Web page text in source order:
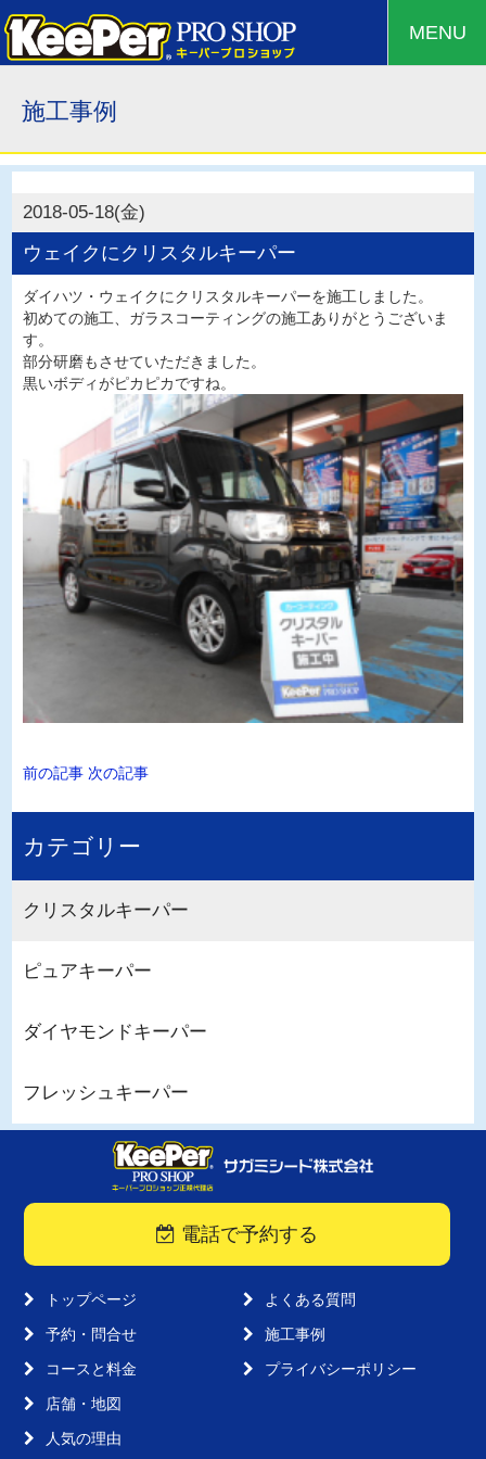
MENU
施工事例
2018-05-18(金)
ウェイクにクリスタルキーパー
ダイハツ・ウェイクにクリスタルキーパーを施工しました。
初めての施工、ガラスコーティングの施工ありがとうございま
す。
部分研磨もさせていただきました。
黒いボディがピカピカですね。
前の記事 次の記事
カテゴリー
クリスタルキーパー
ピュアキーパー
ダイヤモンドキーパー
フレッシュキーパー
電話で予約する
トップページ
予約・問合せ
コースと料金
店舗・地図
人気の理由
よくある質問
施工事例
プライバシーポリシー